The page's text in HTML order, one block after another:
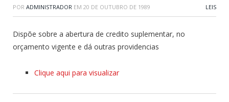
POR ADMINISTRADOR EM 20 DE OUTUBRO DE 1989 LEIS
Dispõe sobre a abertura de credito suplementar, no
orçamento vigente e dá outras providencias
Clique aqui para visualizar